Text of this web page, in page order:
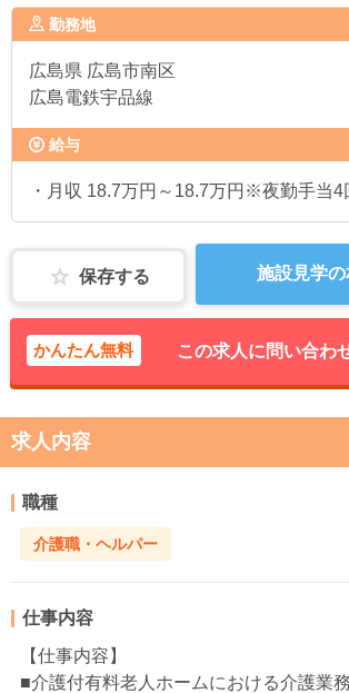
勤務地
広島県 広島市南区
広島電鉄宇品線
給与
・月収 18.7万円～18.7万円※夜勤手当4
保存する 施設見学
かんたん無料 この求人に問い合わ
求人内容
職種
介護職・ヘルパー
仕事内容
【仕事内容】
■介護付有料老人ホームにおける介護業